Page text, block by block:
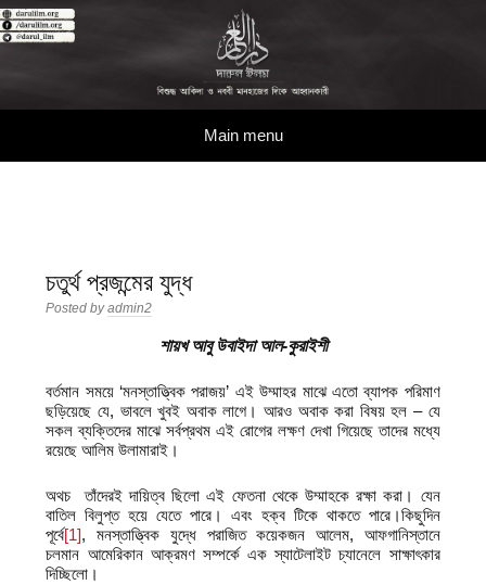
বিশুদ্ধ আকিদা ও নববী মানহাজের দিকে আহ্বানকারী
Main menu
চতুর্থ প্রজন্মের যুদ্ধ
Posted byadmin2
শায়খ আবু উবাইদা আল-কুরাইশী
বর্তমান সময়ে ‘মনস্তাত্ত্বিক পরাজয়’ এই উম্মাহর মাঝে এতো ব্যাপক পরিমাণ
ছড়িয়েছে যে, ভাবলে খুবই অবাক লাগে। আরও অবাক করা বিষয় হল – যে
সকল ব্যক্তিদের মাঝে সর্বপ্রথম এই রোগের লক্ষণ দেখা গিয়েছে তাদের মধ্যে
রয়েছে আলিম উলামারাই।
অথচ তাঁদেরই দায়িত্ব ছিলো এই ফেতনা থেকে উম্মাহকে রক্ষা করা। যেন
বাতিল বিলুপ্ত হয়ে যেতে পারে। এবং হক্ব টিকে থাকতে পারে।কিছুদিন
পূর্বে[1], মনস্তাত্ত্বিক যুদ্ধে পরাজিত কয়েকজন আলেম, আফগানিস্তানে
চলমান আমেরিকান আক্রমণ সম্পর্কে এক স্যাটেলাইট চ্যানেলে সাক্ষাৎকার
দিচ্ছিলো।